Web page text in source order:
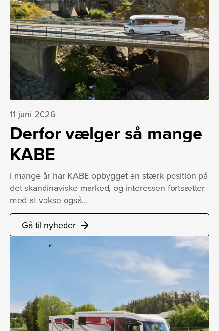
11 juni 2026
Derfor vælger så mange
KABE
I mange år har KABE opbygget en stærk position på
det skandinaviske marked, og interessen fortsætter
med at vokse også…
Gå til nyheder arrow_forward